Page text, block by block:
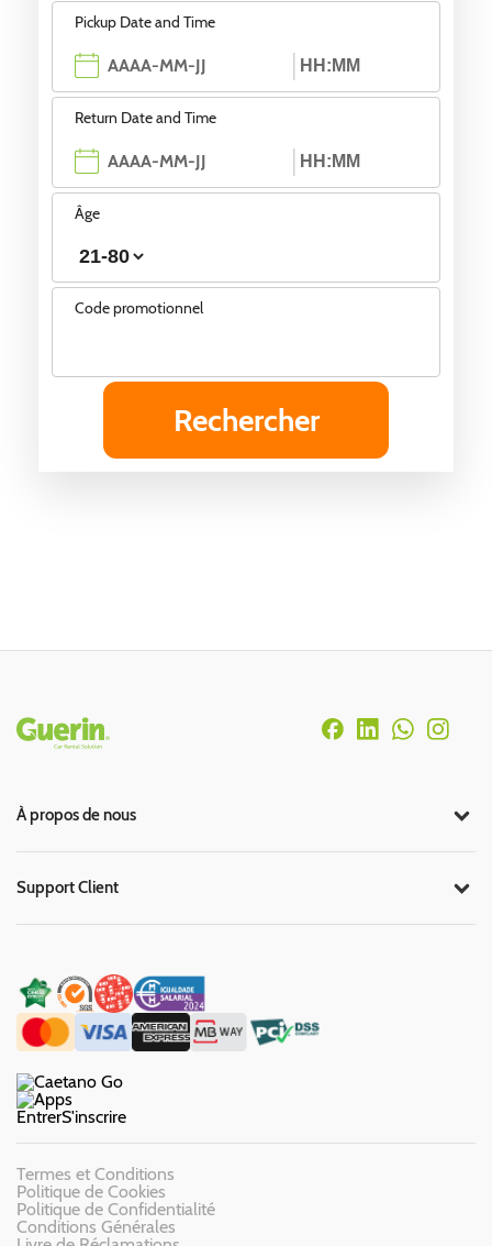
Pickup Date and Time
Return Date and Time
Âge
Code promotionnel
Rodapé
À propos de nous
Support Client
EntrerS'inscrire
Termes et Conditions
Politique de Cookies
Politique de Confidentialité
Conditions Générales